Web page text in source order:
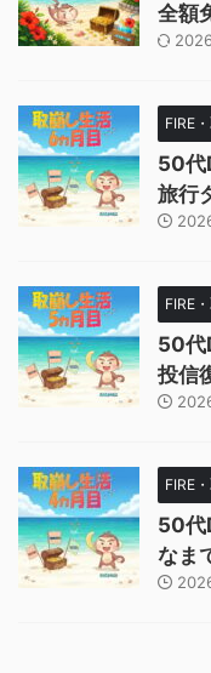
全額
FIRE
50代
旅行
FIRE
50代
投信
FIRE
50代
なま